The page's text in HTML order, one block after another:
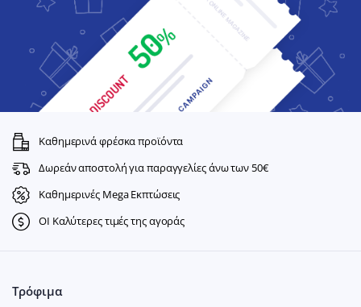
Καθημερινά φρέσκα προϊόντα
Δωρεάν αποστολή για παραγγελίες άνω των 50€
Καθημερινές Mega Εκπτώσεις
ΟΙ Καλύτερες τιμές της αγοράς
Τρόφιμα